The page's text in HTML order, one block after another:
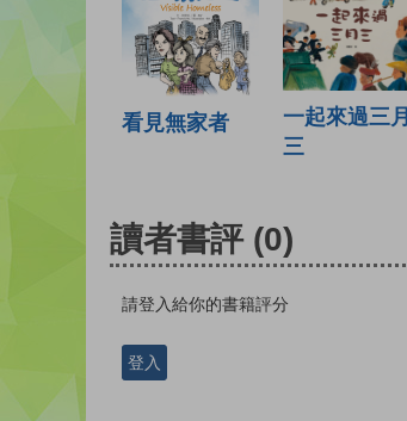
看見無家者
一起來過三月
三
讀者書評 (0)
請登入給你的書籍評分
登入